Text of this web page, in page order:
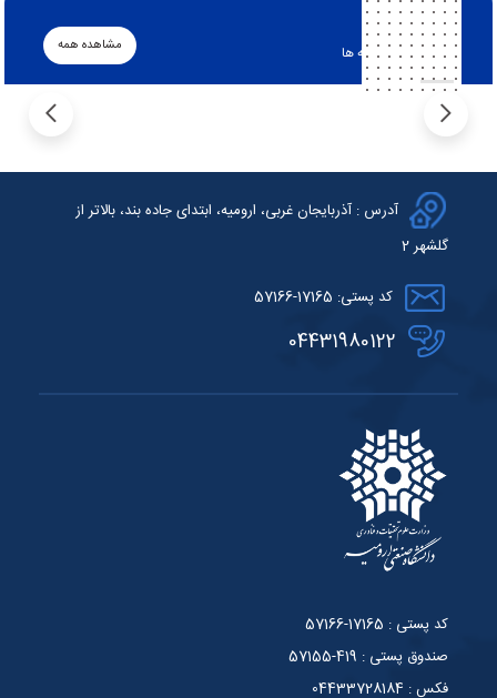
اطلاعیه ها
جدیدترین اطلاعیه ها مشاهده همه
آدرس : آذربایجان غربی، ارومیه، ابتدای جاده بند، بالاتر از
گلشهر 2
کد پستی: 17165-57166
04431980122
کد پستی : 17165-57166
صندوق پستی : 419-57155
فکس : 04433728184